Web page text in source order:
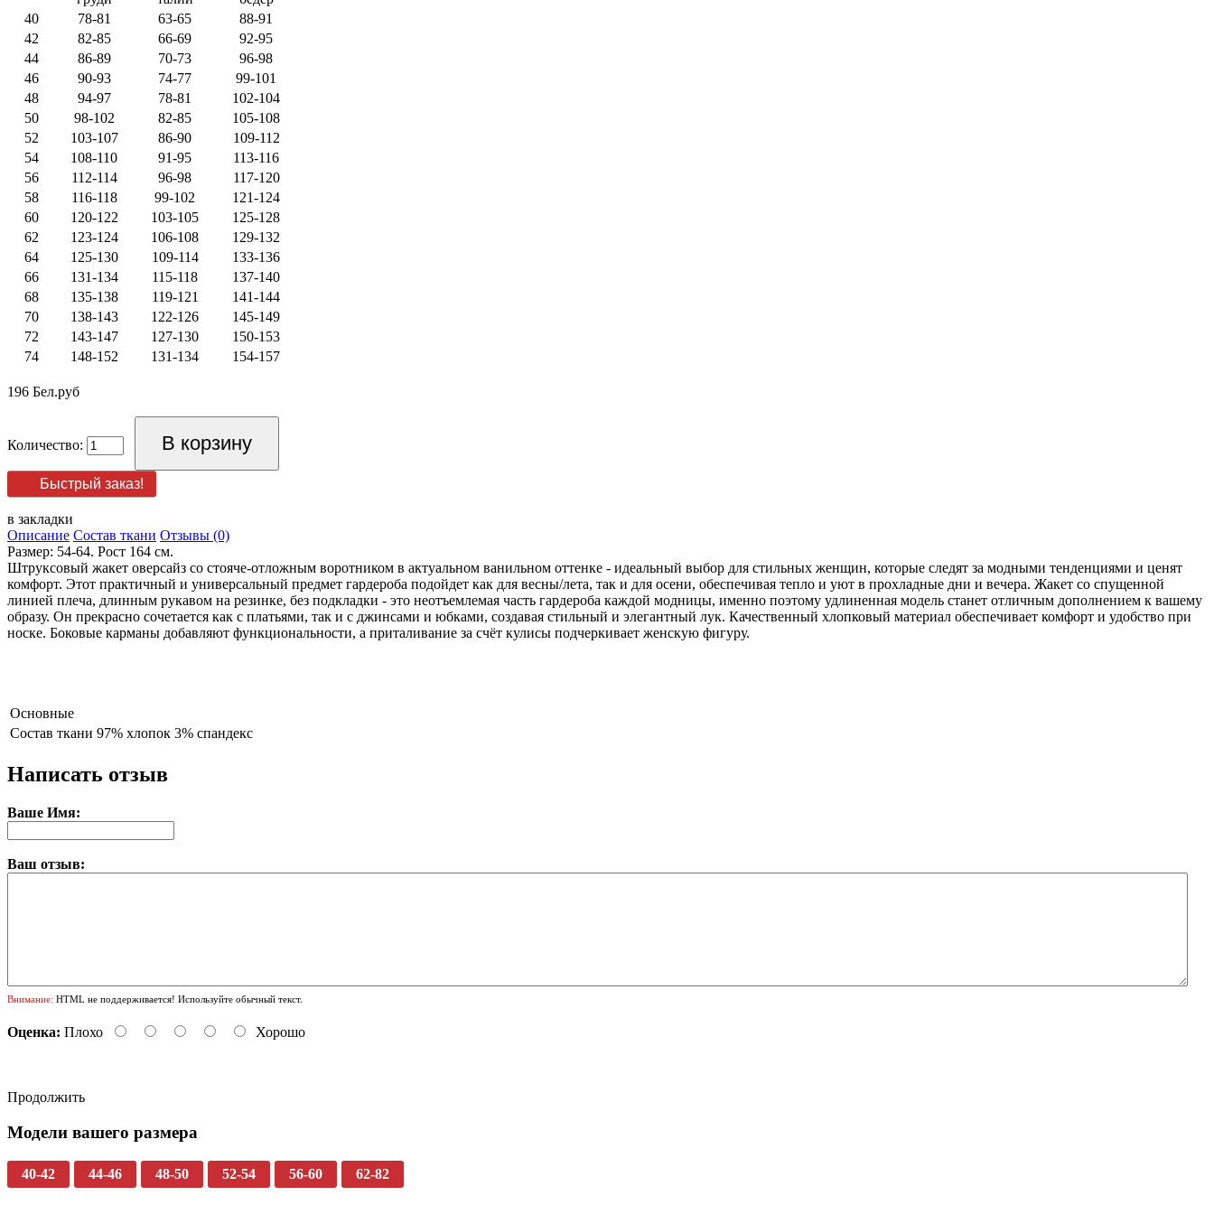
40
78-81 63-65
88-91
42
82-85 66-69
92-95
44
86-89 70-73
96-98
46
90-93 74-77
99-101
48
94-97 78-81
102-104
50
98-102 82-85
105-108
52
103-107 86-90
109-112
54
108-110 91-95
113-116
56
112-114 96-98
117-120
58
116-118 99-102
121-124
60
120-122 103-105
125-128
62
123-124 106-108
129-132
64
125-130 109-114
133-136
66
131-134 115-118
137-140
68
135-138 119-121
141-144
70
138-143 122-126
145-149
72
143-147 127-130
150-153
74
148-152 131-134 154-157
196 Бел.руб
Количество:
Быстрый заказ!
в закладки
Описание Состав ткани Отзывы (0)
Размер: 54-64. Рост 164 см.
Штруксовый жакет оверсайз со стояче-отложным воротником в актуальном ванильном оттенке - идеальный выбор для стильных женщин, которые следят за модными тенденциями и ценят
комфорт. Этот практичный и универсальный предмет гардероба подойдет как для весны/лета, так и для осени, обеспечивая тепло и уют в прохладные дни и вечера. Жакет со спущенной
линией плеча, длинным рукавом на резинке, без подкладки - это неотъемлемая часть гардероба каждой модницы, именно поэтому удлиненная модель станет отличным дополнением к вашему
образу. Он прекрасно сочетается как с платьями, так и с джинсами и юбками, создавая стильный и элегантный лук. Качественный хлопковый материал обеспечивает комфорт и удобство при
носке. Боковые карманы добавляют функциональности, а приталивание за счёт кулисы подчеркивает женскую фигуру.
Основные
Состав ткани 97% хлопок 3% спандекс
Написать отзыв
Ваше Имя:
Ваш отзыв:
Внимание: HTML не поддерживается! Используйте обычный текст.
Оценка: Плохо Хорошо
Продолжить
Модели вашего размера
40-42 44-46 48-50 52-54 56-60 62-82